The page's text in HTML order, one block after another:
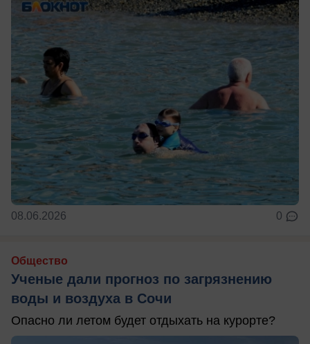
08.06.2026 0
Общество
Ученые дали прогноз по загрязнению
воды и воздуха в Сочи
Опасно ли летом будет отдыхать на курорте?